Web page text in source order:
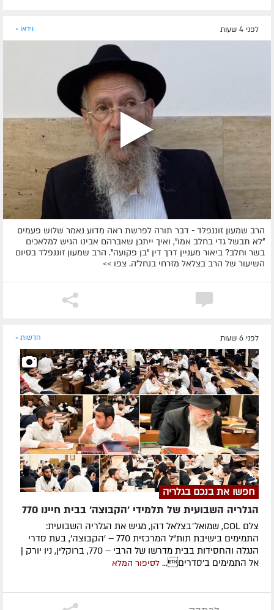
לפני 4 שעות וידאו »
הרב שמעון זוננפלד - דבר תורה לפרשת ראה מדוע נאמר שלוש פעמים
"לא תבשל גדי בחלב אמו", ואיך ייתכן שאברהם אבינו הגיש למלאכים
בשר וחלב? ביאור מעניין דרך דין "בן פקועה". הרב שמעון זוננפלד בסיום
השיעור של הרב בצלאל מזרחי בנחל'ה. צפו >>
לפני 6 שעות חדשות »
חפשו את בנכם בגלריה
הגלריה השבועית של תלמידי 'הקבוצה' בבית חיינו 770
צלם COL, שמואל־בצלאל דהן, מגיש את הגלריה השבועית:
התמימים בישיבת תות"ל המרכזית 770 – 'הקבוצה', בעת סדרי
הנגלה והחסידות בבית מדרשו של הרבי – 770, ברוקלין, ניו יורק |
אל התמימים ב'סדרים... לסיפור המלא